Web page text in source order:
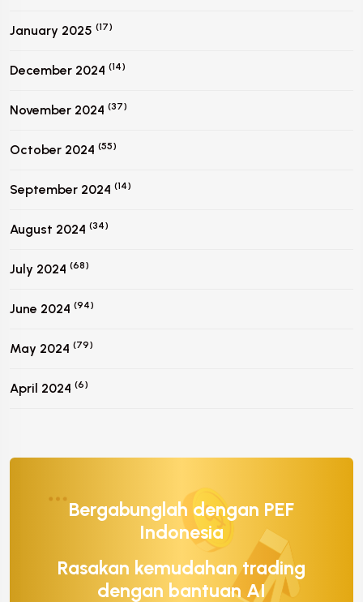
January 2025 (17)
December 2024 (14)
November 2024 (37)
October 2024 (55)
September 2024 (14)
August 2024 (34)
July 2024 (68)
June 2024 (94)
May 2024 (79)
April 2024 (6)
Bergabunglah dengan PEF
Indonesia
Rasakan kemudahan trading
dengan bantuan AI